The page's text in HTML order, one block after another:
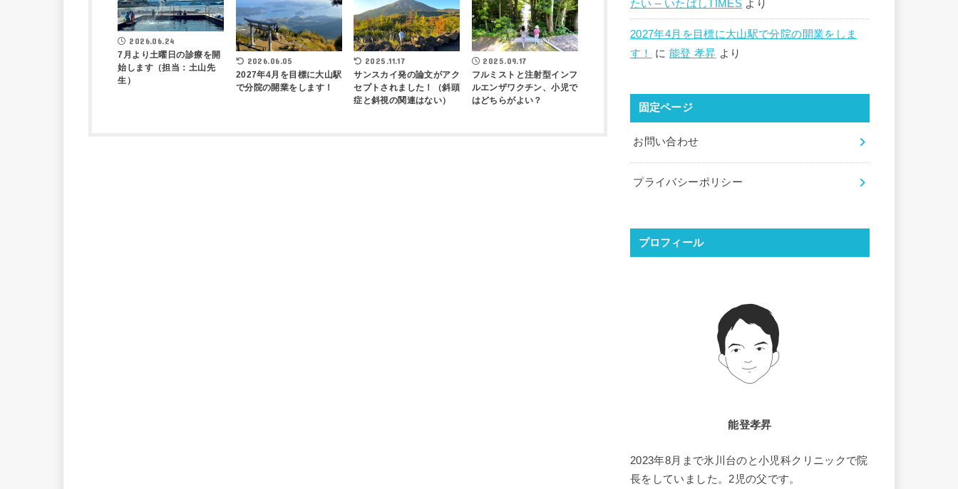
2026.06.24
7月より土曜日の診療を開
始します（担当：土山先
生）
2026.06.05
2027年4月を目標に大山駅
で分院の開業をします！
2025.11.17
サンスカイ発の論文がアク
セプトされました！（斜頭
症と斜視の関連はない）
2025.09.17
フルミストと注射型インフ
ルエンザワクチン、小児で
はどちらがよい？
たい – いたばしTIMES より
2027年4月を目標に大山駅で分院の開業をしま
す！
に 能登 孝昇 より
固定ページ
お問い合わせ
プライバシーポリシー
プロフィール
能登孝昇
2023年8月まで氷川台のと小児科クリニックで院
長をしていました。2児の父です。